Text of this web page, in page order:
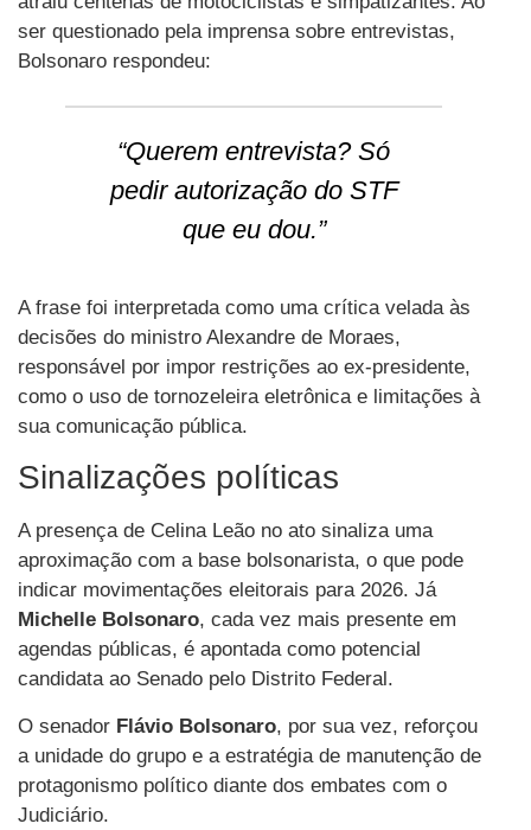
ser questionado pela imprensa sobre entrevistas,
Bolsonaro respondeu:
“Querem entrevista? Só
pedir autorização do STF
que eu dou.”
A frase foi interpretada como uma crítica velada às
decisões do ministro Alexandre de Moraes,
responsável por impor restrições ao ex-presidente,
como o uso de tornozeleira eletrônica e limitações à
sua comunicação pública.
Sinalizações políticas
A presença de Celina Leão no ato sinaliza uma
aproximação com a base bolsonarista, o que pode
indicar movimentações eleitorais para 2026. Já
Michelle Bolsonaro, cada vez mais presente em
agendas públicas, é apontada como potencial
candidata ao Senado pelo Distrito Federal.
O senador Flávio Bolsonaro, por sua vez, reforçou
a unidade do grupo e a estratégia de manutenção de
protagonismo político diante dos embates com o
Judiciário.